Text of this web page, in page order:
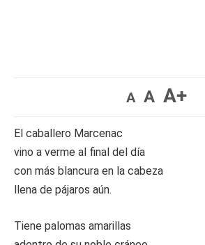
A A A+
El caballero Marcenac
vino a verme al final del día
con más blancura en la cabeza
llena de pájaros aún.
Tiene palomas amarillas